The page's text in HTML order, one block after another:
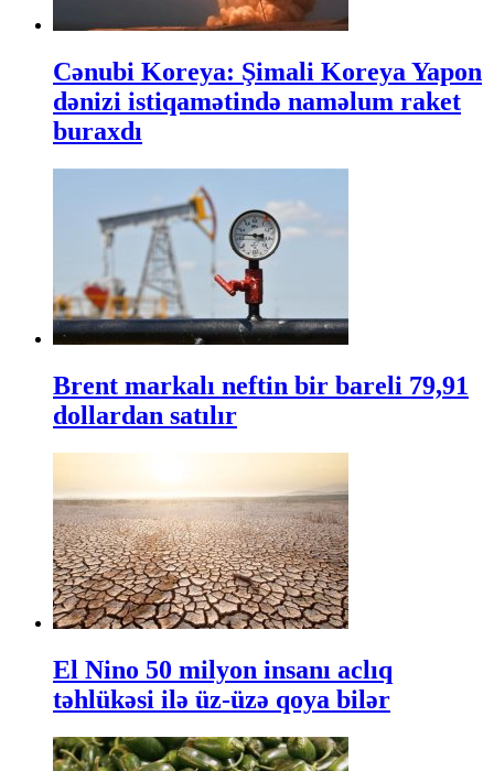
Cənubi Koreya: Şimali Koreya Yapon
dənizi istiqamətində naməlum raket
buraxdı
Brent markalı neftin bir bareli 79,91
dollardan satılır
El Nino 50 milyon insanı aclıq
təhlükəsi ilə üz-üzə qoya bilər